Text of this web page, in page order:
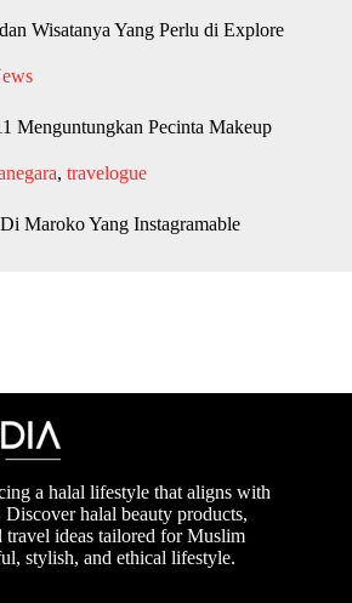
Wisatanya Yang Perlu di Explore
Menguntungkan Pecinta Makeup
, travelogue
Maroko Yang Instagramable
a halal lifestyle that aligns with
halal beauty products,
travel ideas tailored for Muslim
stylish, and ethical lifestyle.